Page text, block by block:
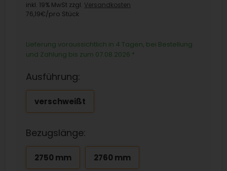
inkl. 19% MwSt zzgl. Versandkosten
76,19€/pro Stück
Lieferung voraussichtlich in 4 Tagen, bei Bestellung
und Zahlung bis zum 07.08.2026 *
Ausführung:
verschweißt
Bezugslänge:
2750 mm 2760 mm